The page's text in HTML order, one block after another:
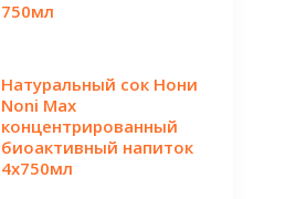
750мл
Натуральный сок Нони
Noni Мах
концентрированный
биоактивный напиток
4x750мл